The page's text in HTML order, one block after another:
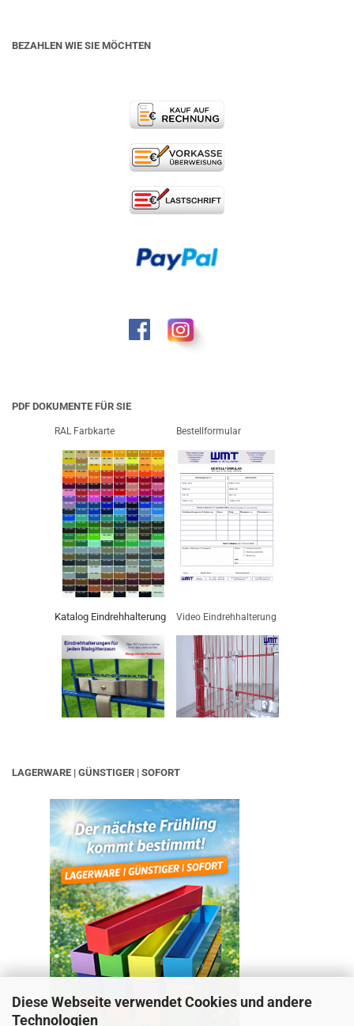
Diese Webseite verwendet Cookies und andere
Technologien
BEZAHLEN WIE SIE MÖCHTEN
PDF DOKUMENTE FÜR SIE
RAL Farbkarte Bestellformular
Katalog Eindrehhalterung Video Eindrehhalterung
LAGERWARE | GÜNSTIGER | SOFORT